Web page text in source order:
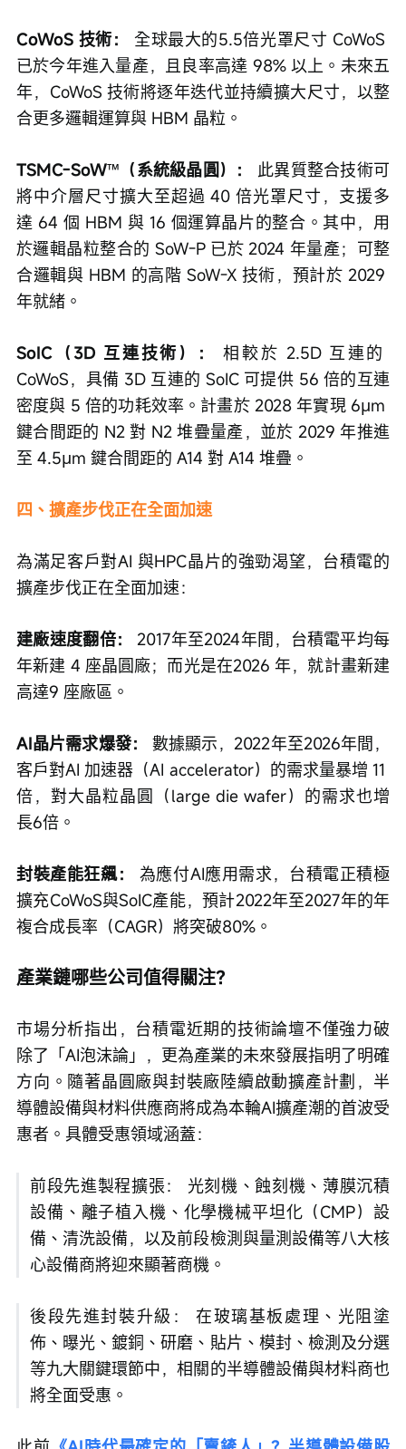
CoWoS 技術：
全球最大的5.5倍光罩尺寸 CoWoS
已於今年進入量產，且良率高達 98% 以上。未來五
年，CoWoS 技術將逐年迭代並持續擴大尺寸，以整
合更多邏輯運算與 HBM 晶粒。
TSMC-SoW™（系統級晶圓）：
此異質整合技術可
將中介層尺寸擴大至超過 40 倍光罩尺寸，支援多
達 64 個 HBM 與 16 個運算晶片的整合。其中，用
於邏輯晶粒整合的 SoW-P 已於 2024 年量產；可整
合邏輯與 HBM 的高階 SoW-X 技術，預計於 2029
年就緒。
SoIC（3D 互連技術）：
相較於 2.5D 互連的
CoWoS，具備 3D 互連的 SoIC 可提供 56 倍的互連
密度與 5 倍的功耗效率。計畫於 2028 年實現 6μm
鍵合間距的 N2 對 N2 堆疊量產，並於 2029 年推進
至 4.5μm 鍵合間距的 A14 對 A14 堆疊。
四、擴產步伐正在全面加速
為滿足客戶對AI 與HPC晶片的強勁渴望，台積電的
擴產步伐正在全面加速：
建廠速度翻倍：
2017年至2024年間，台積電平均每
年新建 4 座晶圓廠；而光是在2026 年，就計畫新建
高達9 座廠區。
AI晶片需求爆發：
數據顯示，2022年至2026年間，
客戶對AI 加速器（AI accelerator）的需求量暴增 11
倍，對大晶粒晶圓（large die wafer）的需求也增
長6倍。
封裝產能狂飆：
為應付AI應用需求，台積電正積極
擴充CoWoS與SoIC產能，預計2022年至2027年的年
複合成長率（CAGR）將突破80%。
產業鏈哪些公司值得關注？
市場分析指出，台積電近期的技術論壇不僅強力破
除了「AI泡沫論」，更為產業的未來發展指明了明確
方向。隨著晶圓廠與封裝廠陸續啟動擴產計劃，半
導體設備與材料供應商將成為本輪AI擴產潮的首波受
惠者。具體受惠領域涵蓋：
前段先進製程擴張： 光刻機、蝕刻機、薄膜沉積
設備、離子植入機、化學機械平坦化（CMP）設
備、清洗設備，以及前段檢測與量測設備等八大核
心設備商將迎來顯著商機。
後段先進封裝升級： 在玻璃基板處理、光阻塗
佈、曝光、鍍銅、研磨、貼片、模封、檢測及分選
等九大關鍵環節中，相關的半導體設備與材料商也
將全面受惠。